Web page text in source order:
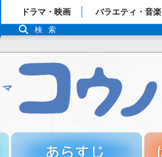
「TBSテレビ」トップページ
番組表
ドラマ・映画 バラエティ・音楽
検索